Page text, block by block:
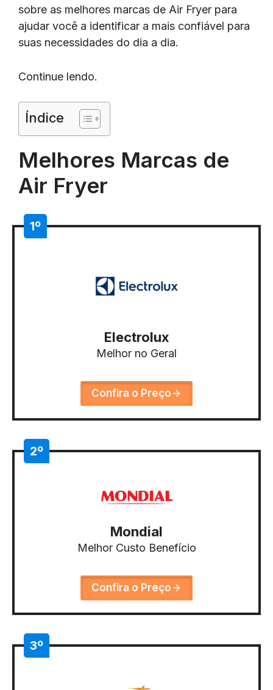
sobre as melhores marcas de Air Fryer para
ajudar você a identificar a mais confiável para
suas necessidades do dia a dia.
Continue lendo.
Índice
Melhores Marcas de
Air Fryer
1º
Electrolux
Melhor no Geral
Confira o Preço
2º
Mondial
Melhor Custo Benefício
Confira o Preço
3º